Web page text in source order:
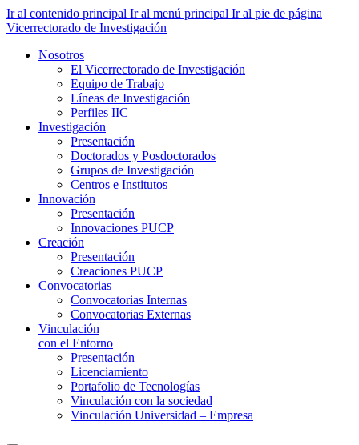
Ir al contenido principal Ir al menú principal Ir al pie de página
Vicerrectorado de Investigación
Nosotros
El Vicerrectorado de Investigación
Equipo de Trabajo
Líneas de Investigación
Perfiles IIC
Investigación
Presentación
Doctorados y Posdoctorados
Grupos de Investigación
Centros e Institutos
Innovación
Presentación
Innovaciones PUCP
Creación
Presentación
Creaciones PUCP
Convocatorias
Convocatorias Internas
Convocatorias Externas
Vinculación
con el Entorno
Presentación
Licenciamiento
Portafolio de Tecnologías
Vinculación con la sociedad
Vinculación Universidad – Empresa